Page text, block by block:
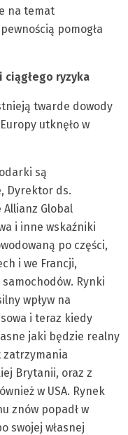
na temat
pomogła
ryzyka
twarde dowody
utknęło w
są
Dyrektor ds.
Allianz Global
i inne wskaźniki
po części,
i we Francji,
Rynki
wpływ na
i teraz kiedy
jaki będzie realny
zatrzymania
Brytanii, oraz z
w USA. Rynek
znów popadł w
swojej własnej